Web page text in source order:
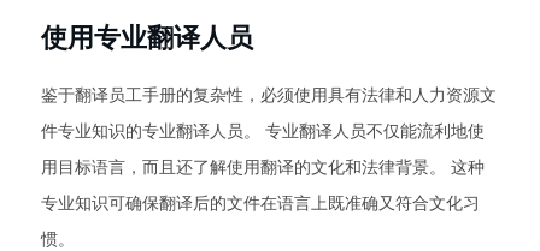
使用专业翻译人员
鉴于翻译员工手册的复杂性，必须使用具有法律和人力资源文
件专业知识的专业翻译人员。 专业翻译人员不仅能流利地使
用目标语言，而且还了解使用翻译的文化和法律背景。 这种
专业知识可确保翻译后的文件在语言上既准确又符合文化习
惯。